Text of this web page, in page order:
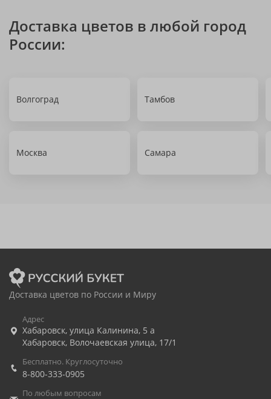
Доставка цветов в любой город
России:
Волгоград Тамбов
Москва Самара
Доставка цветов по России и Миру
Адрес
Хабаровск, улица Калинина, 5 а
Хабаровск, Волочаевская улица, 17/1
Бесплатно. Круглосуточно
8-800-333-0905
По любым вопросам